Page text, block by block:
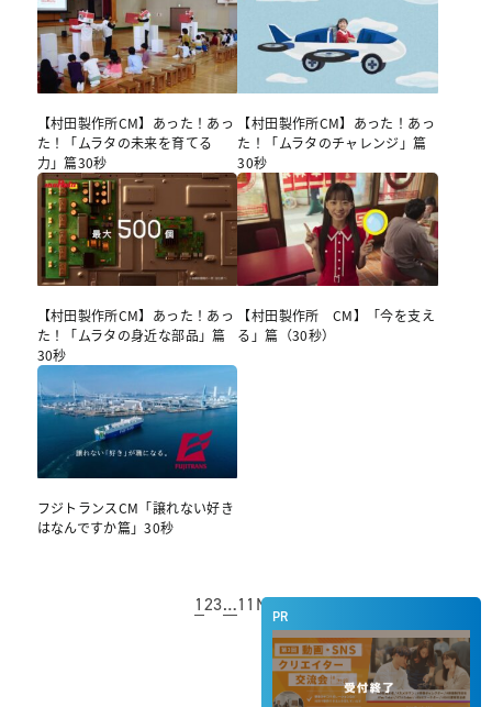
PR
【村田製作所CM】あった！あっ
た！「ムラタの未来を育てる
力」篇30秒
【村田製作所CM】あった！あっ
た！「ムラタのチャレンジ」篇
30秒
【村田製作所CM】あった！あっ
た！「ムラタの身近な部品」篇
30秒
【村田製作所 CM】「今を支え
る」篇（30秒）
フジトランスCM「譲れない好き
はなんですか篇」30秒
1 23…11 NEXT